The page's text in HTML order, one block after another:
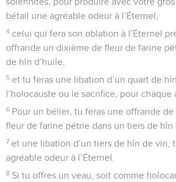
bétail une agréable odeur à l’Éternel,
4 celui qui fera son oblation à l’Éternel
offrande un dixième de fleur de farine
de hîn d’huile,
5 et tu feras une libation d’un quart de
l’holocauste ou le sacrifice, pour chaque
6 Pour un bélier, tu feras une offrande
fleur de farine pétrie dans un tiers de hîn
7 et une libation d’un tiers de hîn de vin,
agréable odeur à l’Éternel.
8 Si tu offres un veau, soit comme